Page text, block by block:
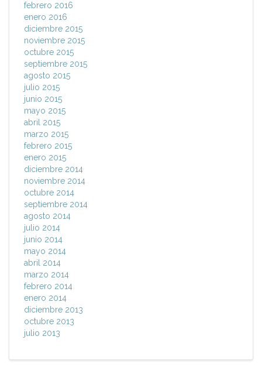
febrero 2016
enero 2016
diciembre 2015
noviembre 2015
octubre 2015
septiembre 2015
agosto 2015
julio 2015
junio 2015
mayo 2015
abril 2015
marzo 2015
febrero 2015
enero 2015
diciembre 2014
noviembre 2014
octubre 2014
septiembre 2014
agosto 2014
julio 2014
junio 2014
mayo 2014
abril 2014
marzo 2014
febrero 2014
enero 2014
diciembre 2013
octubre 2013
julio 2013